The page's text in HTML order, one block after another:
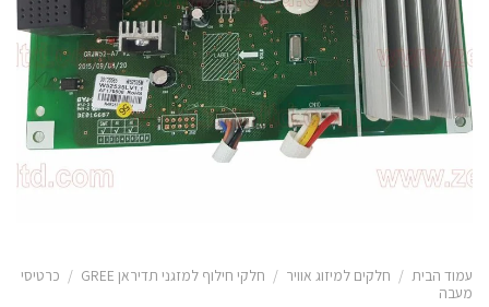
עמוד הבית / חלקים למיזוג אוויר / חלקי חילוף למזגני תדיראן GREE / כרטיסי
מעבה